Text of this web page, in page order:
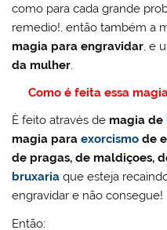
como para cada grande
remedio!, então também a
magia para engravidar , e
da mulher
Como é feita essa
È feito através de magia de
magia paraexorcismo de
de pragas, de maldiçoes,
bruxaria que esteja
engravidar e não consegue!
Então: